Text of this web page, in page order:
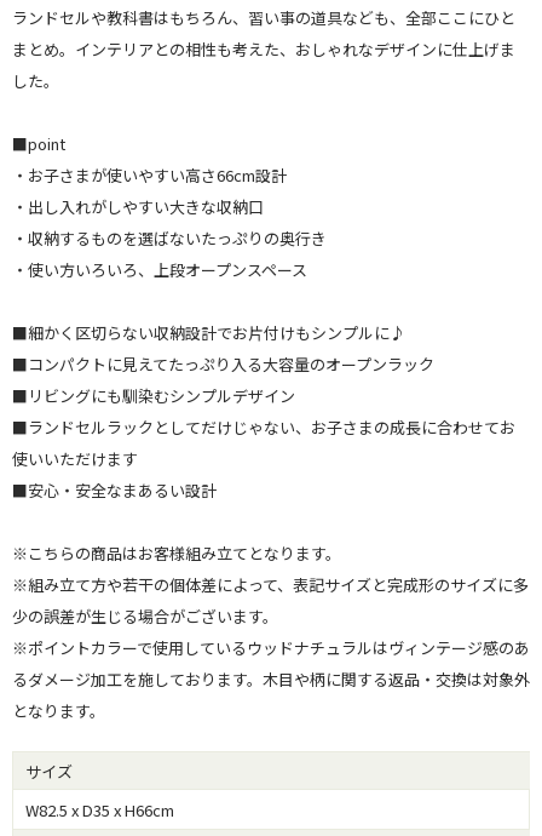
ランドセルや教科書はもちろん、習い事の道具なども、全部ここにひと
まとめ。インテリアとの相性も考えた、おしゃれなデザインに仕上げま
した。
■point
・お子さまが使いやすい高さ66cm設計
・出し入れがしやすい大きな収納口
・収納するものを選ばないたっぷりの奥行き
・使い方いろいろ、上段オープンスペース
■細かく区切らない収納設計でお片付けもシンプルに♪
■コンパクトに見えてたっぷり入る大容量のオープンラック
■リビングにも馴染むシンプルデザイン
■ランドセルラックとしてだけじゃない、お子さまの成長に合わせてお
使いいただけます
■安心・安全なまあるい設計
※こちらの商品はお客様組み立てとなります。
※組み立て方や若干の個体差によって、表記サイズと完成形のサイズに多
少の誤差が生じる場合がございます。
※ポイントカラーで使用しているウッドナチュラルはヴィンテージ感のあ
るダメージ加工を施しております。木目や柄に関する返品・交換は対象外
となります。
サイズ
W82.5 x D35 x H66cm